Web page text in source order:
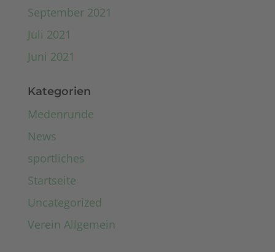
September 2021
Juli 2021
Juni 2021
Kategorien
Medenrunde
News
sportliches
Startseite
Uncategorized
Verein Allgemein